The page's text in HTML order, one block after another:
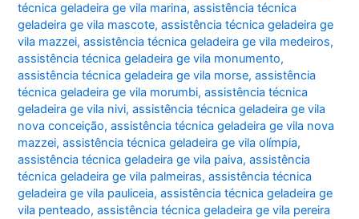
técnica geladeira ge vila marina,assistência técnica
geladeira ge vila mascote,assistência técnica geladeira ge
vila mazzei,assistência técnica geladeira ge vila medeiros,
assistência técnica geladeira ge vila monumento,
assistência técnica geladeira ge vila morse,assistência
técnica geladeira ge vila morumbi,assistência técnica
geladeira ge vila nivi,assistência técnica geladeira ge vila
nova conceição,assistência técnica geladeira ge vila nova
mazzei,assistência técnica geladeira ge vila olímpia,
assistência técnica geladeira ge vila paiva,assistência
técnica geladeira ge vila palmeiras,assistência técnica
geladeira ge vila pauliceia,assistência técnica geladeira ge
vila penteado,assistência técnica geladeira ge vila pereira